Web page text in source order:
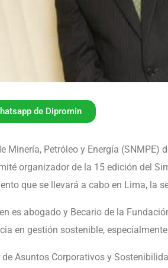
de Dipromin
Minería, Petróleo y Energía (SNMPE)
organizador de la 15 edición del
que se llevará a cabo en Lima, la
es abogado y Becario de la
en gestión sostenible,
Asuntos Corporativos y